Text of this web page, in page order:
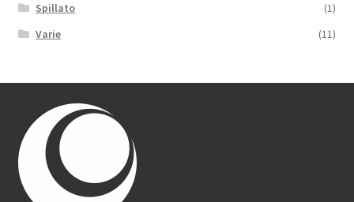
Spillato
(1)
Varie
(11)